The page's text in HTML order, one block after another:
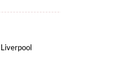
Liverpool